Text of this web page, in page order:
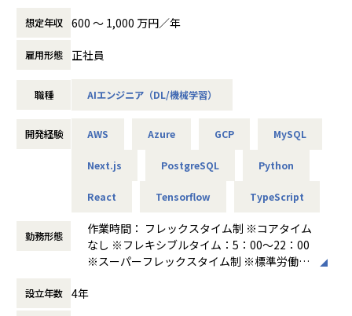
- AI機能の精度評価・改善
- Python/FastAPI/Next.js等を用いたアプリケーション開発
- 技術調査、検証結果のドキュメント化
◼️開発例
- 製造業向けナレッジ検索・RAGシステム
- 熟練者の暗黙知を活用した業務支援AI
- 業務プロセスを自律的に支援するAIエージェント
- 製造現場・バックオフィス・営業技術領域におけるAI活用
無
日本の製造業には、熟練者の暗黙知、紙・PDF・図面・帳票
に蓄積された情報、属人的な判断プロセスなど、まだAIによ
って解決できる余地が数多く残されています。
本ポジションでは、LLM・RAG・AIエージェント・機械学習
質的な業務課題を解決するAIシステムの設計・開発・実装を
単なる技術検証やPoCにとどまらず、実際の業務で使われ、
エムニでは、製造業を中心とした顧客向けに、オーダーメイ
ドAIの開発・導入を行っています。
トマネージャーが整理した顧客課題・検証テーマをもとに、
想定年収 600 〜 1,000 万円／年
雇用形態 正社員
職種 AIエンジニア（DL/機械学習）
開発経験 AWS Azure GCP MySQL
Next.js PostgreSQL Python
React Tensorflow TypeScript
勤務形態
作業時間： フレックスタイム制 ※コアタイム
なし ※フレキシブルタイム：5：00～22：00
※スーパーフレックスタイム制 ※標準労働時
前後
設立年数 4年